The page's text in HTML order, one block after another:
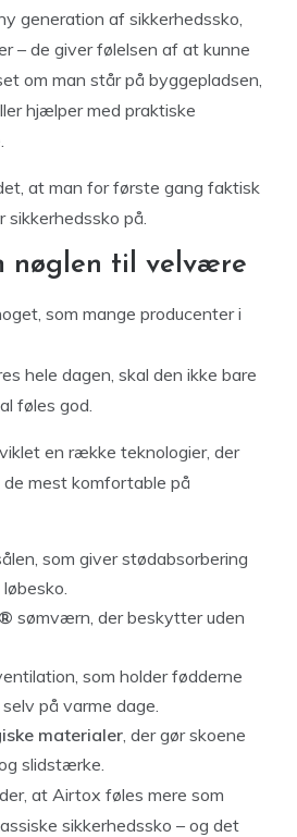
generation af sikkerhedssko,
– de giver følelsen af at kunne
om man står på byggepladsen,
hjælper med praktiske
at man for første gang faktisk
sikkerhedssko på.
nøglen til velvære
som mange producenter i
hele dagen, skal den ikke bare
føles god.
en række teknologier, der
mest komfortable på
som giver stødabsorbering
sømværn, der beskytter uden
som holder fødderne
på varme dage.
materialer , der gør skoene
slidstærke.
at Airtox føles mere som
sikkerhedssko – og det